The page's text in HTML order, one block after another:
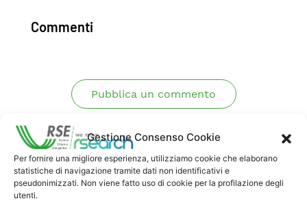
Gestione Consenso Cookie
Per fornire una migliore esperienza, utilizziamo cookie che elaborano
statistiche di navigazione tramite dati non identificativi e
pseudonimizzati. Non viene fatto uso di cookie per la profilazione degli
utenti.
Commenti
Pubblica un commento